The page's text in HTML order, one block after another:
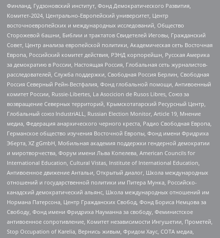
Финланд, Гудзоновский институт, Фонд Демократического Развития,
Комитет-2024, Центрально-Европейский университет, Центр
восточноевропейских и международных исследований, Общество
Сторожевой башни, Библии и трактатов Свидетелей Иеговы, Гражданский
Совет, Центр анализа европейской политики, Академическая сеть Восточная
Европа, Российский комитет действия, РЭНД корпорейшн, Русская Америка
за демократию в России, Настоящая Россия, Глобальная сеть журналистов-
расследователей, Служба поддержки, Свободная Россия Берлин, Свободная
Россия Северный Рейн-Вестфалия, Фонд глобальной помощи, Антивоенный
комитет России, Russie-Libertes, La Asocicion de Rusos Libres, Союз за
возвращение Северных территорий, Крымскотатарский Ресурсный Центр,
Глобальный союз IndustriALL, Russian Election Monitor, Article 19, Мнение
медиа, Федерация анархического черного креста, Радио Свободная Европа,
Германское общество изучения Восточной Европы, Фонд имени Фридриха
Эберта, XZ gGmbH, Мобильная академия поддержки гендерной демократии
и миротворчества, Форум имени Льва Копелева, American Councils for
International Education, Cultural Vistas, Institute of International Education,
Антивоенное движение Антальи, Открытый диалог, Школа международных
отношений и государственной политики им Питера Мунка, Российско-
канадский демократический альянс, Школа международных отношений им
Нормана Патерсона, Центр Гражданских Свобод, Фонд Бориса Немцова за
Свободу, Фонд имени Фридриха Науманна за свободу, Феминистское
антивоенное сопротивление, Комитет независимости Ингушетии, Прометей,
Stop Occupation of Karelia, Вернись живым, Фридом Хаус, СОТА медиа,